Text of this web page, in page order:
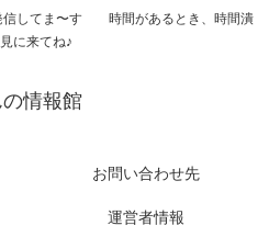
信してま〜す 時間があるとき、時間潰
に来てね♪
情報館
お問い合わせ先
運営者情報